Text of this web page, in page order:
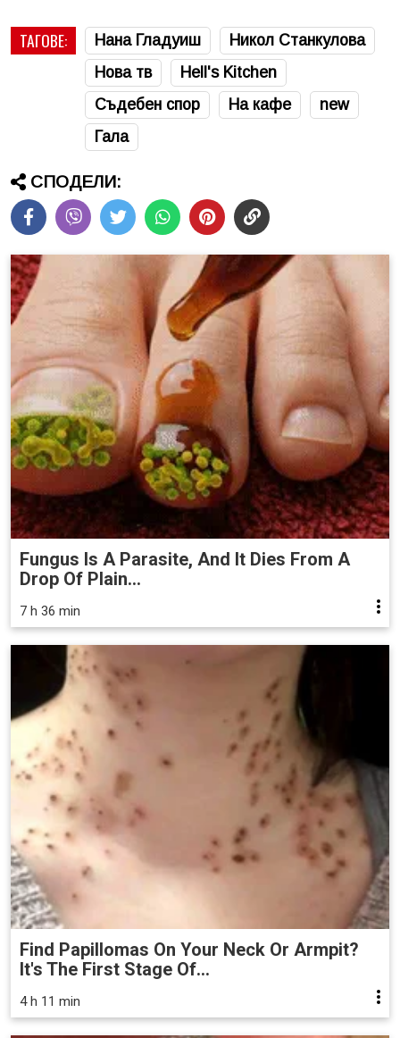
ТАГОВЕ: Нана Гладуиш
Никол Станкулова
Нова тв
Hell's Kitchen
Съдебен спор
На кафе
new
Гала
СПОДЕЛИ:
Fungus Is A Parasite, And It Dies From A
Drop Of Plain...
7 h 36 min
Find Papillomas On Your Neck Or Armpit?
It's The First Stage Of...
4 h 11 min